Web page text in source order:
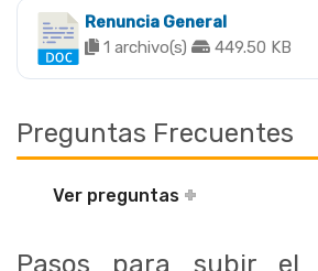
Renuncia General
1 archivo(s)
449.50 KB
Preguntas Frecuentes
Ver preguntas
Pasos para subir el